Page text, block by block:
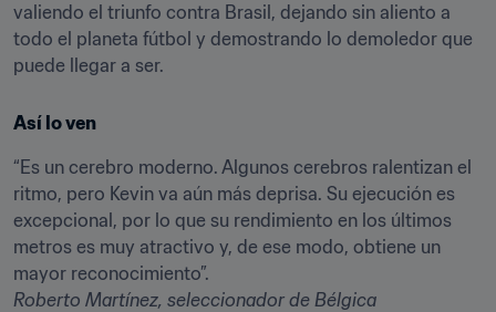
valiendo el triunfo contra Brasil, dejando sin aliento a
todo el planeta fútbol y demostrando lo demoledor que
puede llegar a ser.
Así lo ven
“Es un cerebro moderno. Algunos cerebros ralentizan el
ritmo, pero Kevin va aún más deprisa. Su ejecución es
excepcional, por lo que su rendimiento en los últimos
metros es muy atractivo y, de ese modo, obtiene un
Roberto Martínez, seleccionador de Bélgica